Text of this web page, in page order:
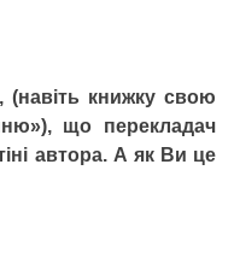
книжку свою
що перекладач
автора. А як Ви це